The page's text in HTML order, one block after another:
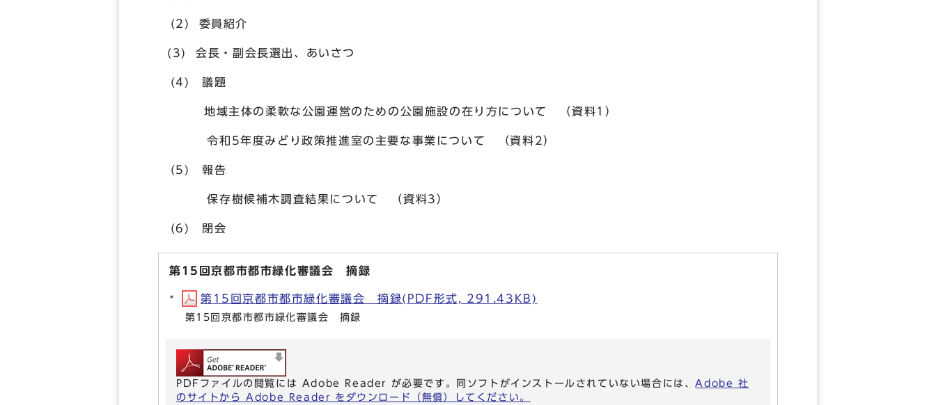
(2) 委員紹介
(3) 会長・副会長選出、あいさつ
(4) 議題
地域主体の柔軟な公園運営のための公園施設の在り方について （資料1）
令和5年度みどり政策推進室の主要な事業について （資料2）
(5) 報告
保存樹候補木調査結果について （資料3）
(6) 閉会
第15回京都市都市緑化審議会 摘録
第15回京都市都市緑化審議会 摘録(PDF形式, 291.43KB)
第15回京都市都市緑化審議会 摘録
PDFファイルの閲覧には Adobe Reader が必要です。同ソフトがインストールされていない場合には、Adobe 社
のサイトから Adobe Reader をダウンロード（無償）してください。